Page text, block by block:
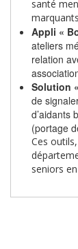
santé
Appli «
ateliers
relation
Solution
de
d’aidants
(portage
Ces
seniors